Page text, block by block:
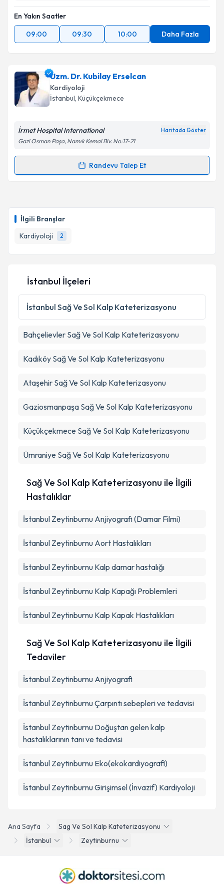
İlgili Branşlar
Kardiyoloji
2
kapsamda işlenmesini kabul ediyorum.
Takvim Talebini Gönder
En Yakın Saatler
09:00
09:30 10:00 Daha Fazla
Uzm. Dr. Kubilay Erselcan
Kardiyoloji
İstanbul, Küçükçekmece
İrmet Hospital International Haritada Göster
Gazi Osman Paşa, Namık Kemal Blv. No:17-21
Randevu Talep Et
Randevu Takvimi Talebi
için bir takvim hazırlandığında e-posta ile
bilgilendireceğiz.
E-posta Adresiniz
Kişisel verilerimin işlenmesine ilişkin
Metni'ni okudum ve kişisel verilerimin belirtilen
Takvim Talebini Gönder
Ana Sayfa
Sag Ve Sol Kalp Kateterizasyonu
İstanbul
Zeytinburnu
İstanbul İlçeleri
İstanbul Sağ Ve Sol Kalp Kateterizasyonu
Bahçelievler Sağ Ve Sol Kalp Kateterizasyonu
Kadıköy Sağ Ve Sol Kalp Kateterizasyonu
Ataşehir Sağ Ve Sol Kalp Kateterizasyonu
Gaziosmanpaşa Sağ Ve Sol Kalp Kateterizasyonu
Küçükçekmece Sağ Ve Sol Kalp Kateterizasyonu
Ümraniye Sağ Ve Sol Kalp Kateterizasyonu
Sağ Ve Sol Kalp Kateterizasyonu ile İlgili
Hastalıklar
İstanbul Zeytinburnu Anjiyografi (Damar Filmi)
İstanbul Zeytinburnu Aort Hastalıkları
İstanbul Zeytinburnu Kalp damar hastalığı
İstanbul Zeytinburnu Kalp Kapağı Problemleri
İstanbul Zeytinburnu Kalp Kapak Hastalıkları
Sağ Ve Sol Kalp Kateterizasyonu ile İlgili
Tedaviler
İstanbul Zeytinburnu Anjiyografi
İstanbul Zeytinburnu Çarpıntı sebepleri ve tedavisi
İstanbul Zeytinburnu Doğuştan gelen kalp
hastalıklarının tanı ve tedavisi
İstanbul Zeytinburnu Eko(ekokardiyografi)
İstanbul Zeytinburnu Girişimsel (İnvazif) Kardiyoloji